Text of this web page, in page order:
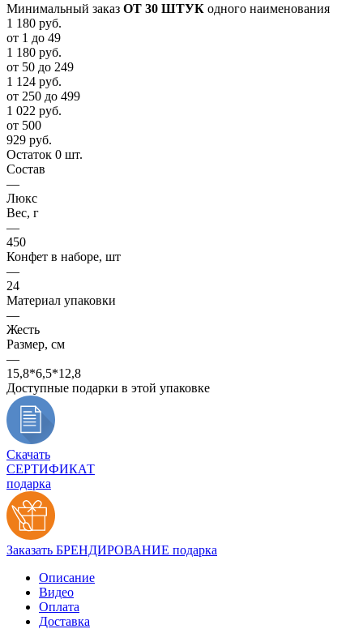
Минимальный заказ ОТ 30 ШТУК одного наименования
1 180 руб.
от 1 до 49
1 180 руб.
от 50 до 249
1 124 руб.
от 250 до 499
1 022 руб.
от 500
929 руб.
Остаток 0 шт.
Состав
—
Люкс
Вес, г
—
450
Конфет в наборе, шт
—
24
Материал упаковки
—
Жесть
Размер, см
—
15,8*6,5*12,8
Доступные подарки в этой упаковке
Скачать
СЕРТИФИКАТ
подарка
Заказать БРЕНДИРОВАНИЕ подарка
Описание
Видео
Оплата
Доставка